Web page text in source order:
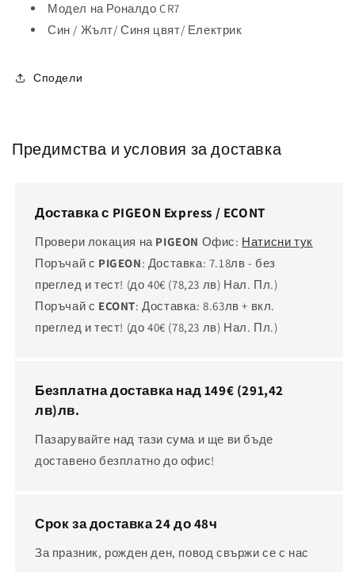
Модел на Роналдо CR7
Син / Жълт/ Синя цвят/ Електрик
Сподели
Предимства и условия за доставка
Доставка с PIGEON Express / ECONT
Провери локация на PIGEON Офис: Натисни тук
Поръчай с PIGEON: Доставка: 7.18лв - без
преглед и тест! (до 40€ (78,23 лв) Нал. Пл.)
Поръчай с ECONT: Доставка: 8.63лв + вкл.
преглед и тест! (до 40€ (78,23 лв) Нал. Пл.)
Безплатна доставка над 149€ (291,42
лв)лв.
Пазарувайте над тази сума и ще ви бъде
доставено безплатно до офис!
Срок за доставка 24 до 48ч
За празник, рожден ден, повод свържи се с нас